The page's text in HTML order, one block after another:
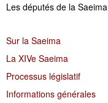
Les députés de la Saeima
Sur la Saeima
La XIVe Saeima
Processus législatif
Informations générales